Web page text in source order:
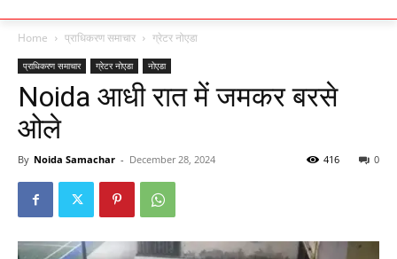
Home प्राधिकरण समाचार ग्रेटर नोएडा
प्राधिकरण समाचार ग्रेटर नोएडा नोएडा
Noida आधी रात में जमकर बरसे
ओले
By Noida Samachar - December 28, 2024 0
416